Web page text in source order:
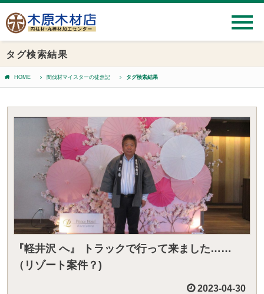
タグ検索結果
HOME 間伐材マイスターの徒然記 タグ検索結果
『軽井沢 へ』 トラックで行って来ました……
（リゾート案件？)
2023-04-30